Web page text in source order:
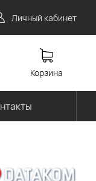
Личный кабинет
Корзина